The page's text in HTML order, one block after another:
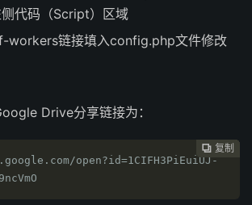
代码（Script）区域
workers链接填入config.php文件修改
Drive分享链接为：
 复制
 复制
 复制
 复制
 复制
 复制
 复制
 复制
 复制
 复制
 复制
 复制
 复制
open?id=1CIFH3PiEuiUJ-